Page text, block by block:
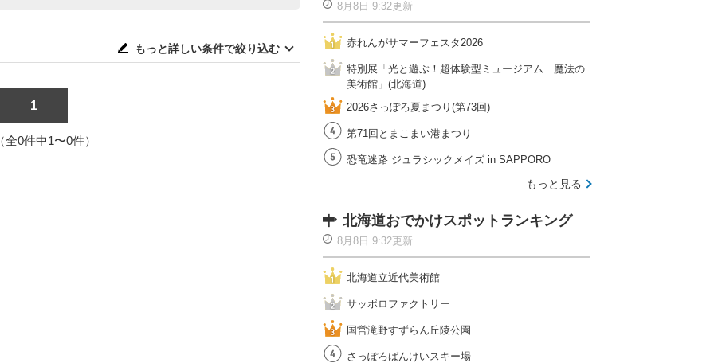
もっと詳しい条件で絞り込む
1
全0件中1〜0件）
8月8日 9:32更新
赤れんがサマーフェスタ2026
特別展「光と遊ぶ！超体験型ミュージアム 魔法の
美術館」(北海道)
2026さっぽろ夏まつり(第73回)
第71回とまこまい港まつり
恐竜迷路 ジュラシックメイズ in SAPPORO
もっと見る
北海道おでかけスポットランキング
8月8日 9:32更新
北海道立近代美術館
サッポロファクトリー
国営滝野すずらん丘陵公園
さっぽろばんけいスキー場